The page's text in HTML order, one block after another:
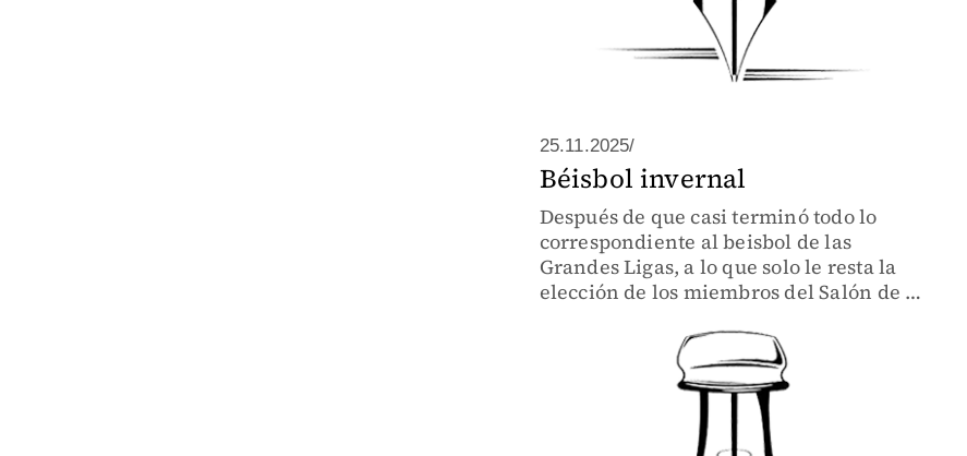
25.11.2025/
Béisbol invernal
Después de que casi terminó todo lo
correspondiente al beisbol de las
Grandes Ligas, a lo que solo le resta la
elección de los miembros del Salón de la